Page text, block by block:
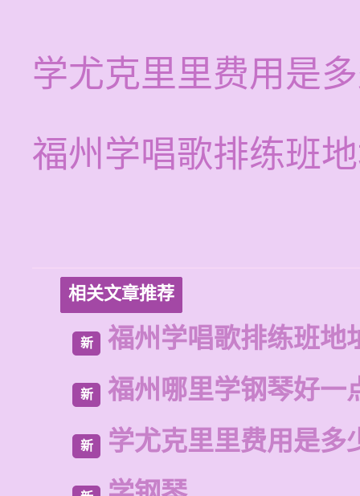
学尤克里里费用是
福州学唱歌排练班
相关文章推荐
新 福州学唱歌排练班地
新 福州哪里学钢琴好一
新 学尤克里里费用是多